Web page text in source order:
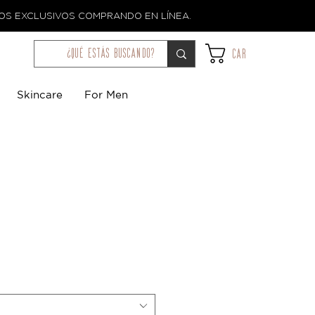
EXCLUSIVOS COMPRANDO EN LÍNEA.
¿qué estás buscando? Car
Skincare For Men